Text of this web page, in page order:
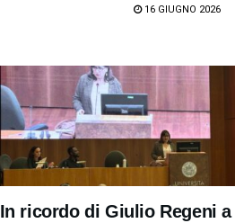
16 GIUGNO 2026
In ricordo di Giulio Regeni a